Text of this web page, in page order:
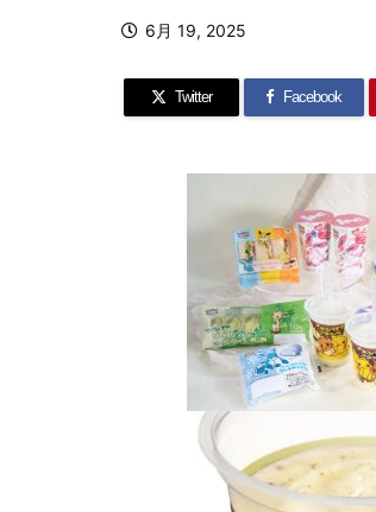
6月 19, 2025
Twitter Facebook